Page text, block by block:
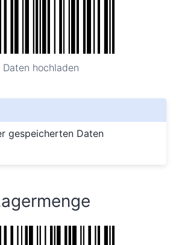
Daten hochladen
gespeicherten Daten